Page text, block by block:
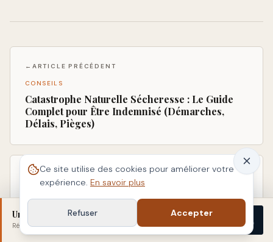
← ARTICLE PRÉCÉDENT
CONSEILS
Catastrophe Naturelle Sécheresse : Le Guide
Complet pour Être Indemnisé (Démarches,
Délais, Pièges)
ARTICLE SUIVANT →
Succession et maison fissurée : tout ce qu'il faut
savoir pour hériter sans mauvaise surprise
Une fissure vous inquiète ?
Réponse sous 48 h· sans engagement
Démarrer
Ce site utilise des cookies pour améliorer votre
expérience. En savoir plus
Refuser Accepter